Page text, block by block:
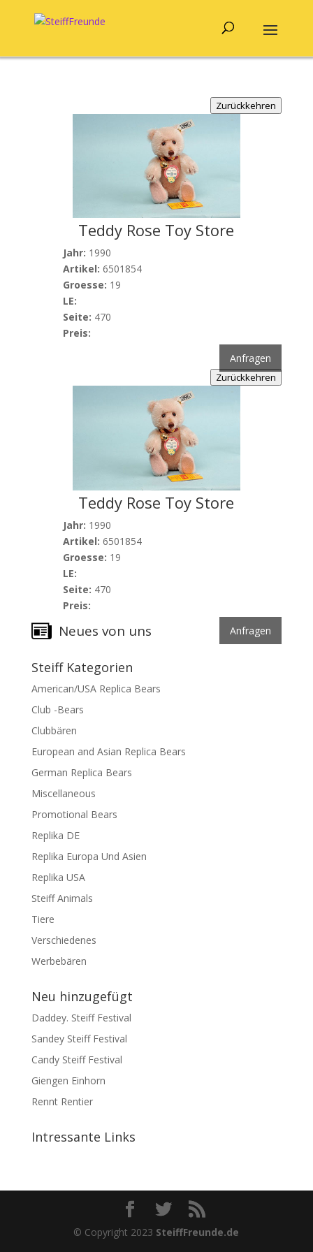
Zurückkehren
Teddy Rose Toy Store
Jahr: 1990
Artikel: 6501854
Groesse: 19
LE:
Seite: 470
Preis:
Anfragen
Zurückkehren
Teddy Rose Toy Store
Jahr: 1990
Artikel: 6501854
Groesse: 19
LE:
Seite: 470
Preis:
Anfragen
Neues von uns
Steiff Kategorien
American/USA Replica Bears
Club -Bears
Clubbären
European and Asian Replica Bears
German Replica Bears
Miscellaneous
Promotional Bears
Replika DE
Replika Europa Und Asien
Replika USA
Steiff Animals
Tiere
Verschiedenes
Werbebären
Neu hinzugefügt
Daddey. Steiff Festival
Sandey Steiff Festival
Candy Steiff Festival
Giengen Einhorn
Rennt Rentier
Intressante Links
© Copyright 2023 SteiffFreunde.de